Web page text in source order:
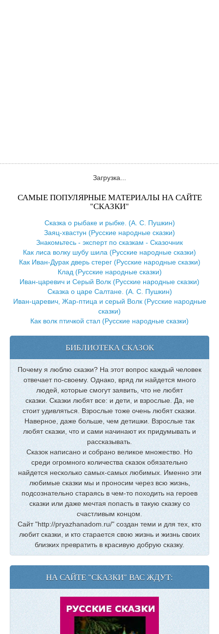
Загрузка...
САМЫЕ ПОПУЛЯРНЫЕ МАТЕРИАЛЫ НА САЙТЕ
"СКАЗКИ"
Сказка о рыбаке и рыбке. (А. С. Пушкин)
Заяц-хвастун (Русские народные сказки)
Знакомьтесь - эксперт по сказкам - Сказочник
Как лиса волку шубу шила (Русские народные сказки)
Как Иван-Дурак дверь стерег (Русские народные сказки)
Клад (Русские народные сказки)
Иван-царевич и Серый Волк (Русские народные сказки)
Сказка о царе Салтане. (А. С. Пушкин)
Иван-царевич, Жар-птица и серый Волк (Русские народные
сказки)
Как волк птичкой стал (Русские народные сказки)
БИБЛИОТЕКА СКАЗОК
Почему я люблю сказки? На этот вопрос каждый человек
отвечает по-своему. Однако, вряд ли найдется много
людей, которые смогут заявить, что не любят
сказки. Сказки любят все: и дети, и взрослые. Да, не
стоит удивляться. Взрослые тоже очень любят сказки.
Наверное, даже больше, чем детишки. Взрослые так
любят сказки, что и сами начинают их придумывать и
рассказывать.
Сказок написано и собрано великое множество. Но
среди огромного количества сказок обязательно
найдется несколько самых-самых любимых. Именно эти
любимые сказки мы и проносим через всю жизнь,
подсознательно стараясь в чем-то походить на героев
сказки или даже мечтая попасть в такую сказку со
счастливым концом.
Сайт "http://pryazhanadom.ru/" создан теми и для тех, кто
любит сказки, и кто старается свою жизнь и жизнь своих
близких превратить в красивую добрую сказку.
НА САЙТЕ "СКАЗКИ" ВАС ЖДУТ: